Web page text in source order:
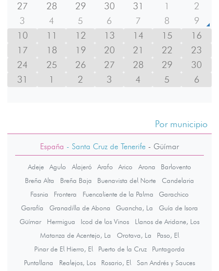
27
28 29 30 31 1
2
3
4 5 6 7 8
9
10
11 12 13 14 15
16
17
18 19 20 21 22
23
24
25 26 27 28 29
30
31
1 2 3 4 5 6
Por municipio
España - Santa Cruz de Tenerife - Güímar
Adeje Agulo Alajeró Arafo Arico Arona
Barlovento
Breña Alta
Breña Baja Buenavista del Norte
Candelaria
Fasnia
Frontera Fuencaliente de la Palma
Garachico
Garafía
Granadilla de Abona Guancha, La
Guía de Isora
Güímar
Hermigua Icod de los Vinos
Llanos de Aridane, Los
Matanza de Acentejo, La
Orotava, La
Paso, El
Pinar de El Hierro, El
Puerto de la Cruz
Puntagorda
Puntallana
Realejos, Los Rosario, El
San Andrés y Sauces